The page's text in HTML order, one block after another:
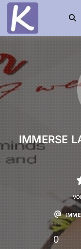
die
IMMERSE
0